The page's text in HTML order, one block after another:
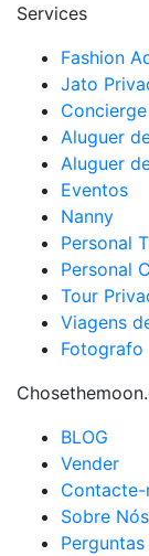
Services
Fashion
Jato
Concierge
Aluguer
Aluguer
Eventos
Nanny
Personal
Personal
Tour
Viagens
Fotografo
BLOG
Vender
Contacte-
Sobre Nós